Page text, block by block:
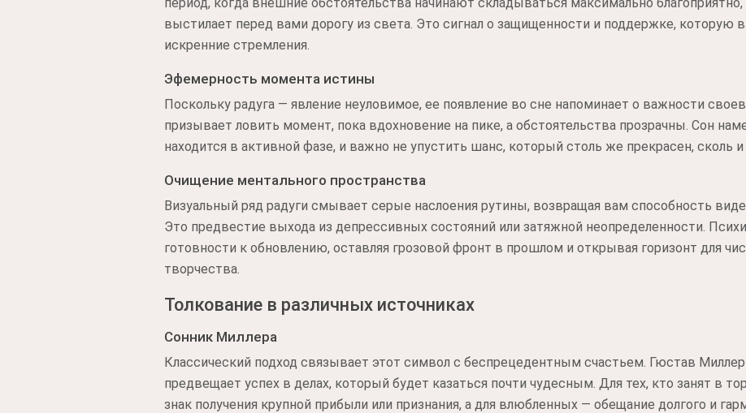
выстилает перед вами дорогу из света. Это сигнал о защищенности и поддержке, которую
искренние стремления.
Эфемерность момента истины
Поскольку радуга — явление неуловимое, ее появление во сне напоминает о важности
призывает ловить момент, пока вдохновение на пике, а обстоятельства прозрачны. Сон
находится в активной фазе, и важно не упустить шанс, который столь же прекрасен, сколь
Очищение ментального пространства
Визуальный ряд радуги смывает серые наслоения рутины, возвращая вам способность
Это предвестие выхода из депрессивных состояний или затяжной неопределенности.
готовности к обновлению, оставляя грозовой фронт в прошлом и открывая горизонт для
творчества.
Толкование в различных источниках
Сонник Миллера
Классический подход связывает этот символ с беспрецедентным счастьем. Гюстав Миллер
предвещает успех в делах, который будет казаться почти чудесным. Для тех, кто занят в
знак получения крупной прибыли или признания, а для влюбленных — обещание долгого и